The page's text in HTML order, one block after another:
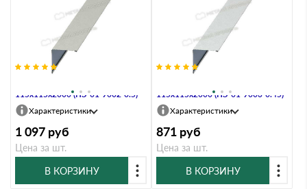
115х115х2000 (ПЭ-01-9002-0.5)
Характеристики
1 097 руб
Цена за шт.
В КОРЗИНУ
115х115х2000 (ПЭ-01-9003-0.45)
Характеристики
871 руб
Цена за шт.
В КОРЗИНУ